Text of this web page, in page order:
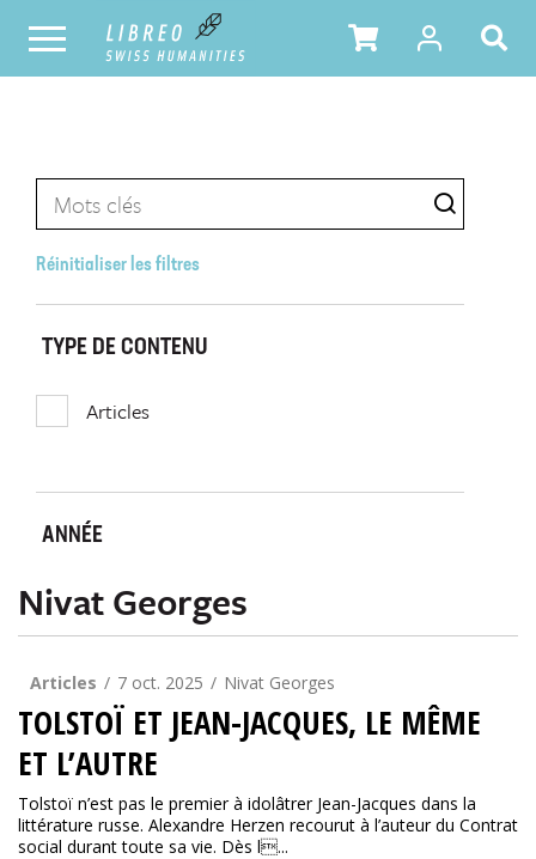
Réinitialiser les filtres
TYPE DE CONTENU
Articles
ANNÉE
Nivat Georges
Articles 7 oct. 2025 Nivat Georges
TOLSTOÏ ET JEAN-JACQUES, LE MÊME
ET L’AUTRE
Tolstoï n’est pas le premier à idolâtrer Jean-Jacques dans la
littérature russe. Alexandre Herzen recourut à l’auteur du Contrat
social durant toute sa vie. Dès l...